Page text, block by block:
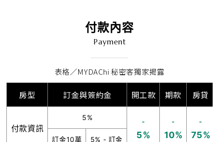
付款內容
Payment
表格／MYDAChi 秘密客獨家揭露
房型 訂金與簽約金 開工款 期款 房貸
付款資訊
5% -
5%
-
10%
-
75%
訂金10萬 5% - 訂金